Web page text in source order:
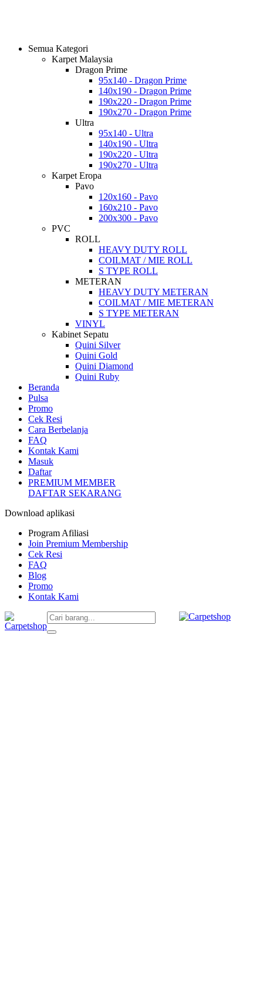
Semua Kategori
Karpet Malaysia
Dragon Prime
95x140 - Dragon Prime
140x190 - Dragon Prime
190x220 - Dragon Prime
190x270 - Dragon Prime
Ultra
95x140 - Ultra
140x190 - Ultra
190x220 - Ultra
190x270 - Ultra
Karpet Eropa
Pavo
120x160 - Pavo
160x210 - Pavo
200x300 - Pavo
PVC
ROLL
HEAVY DUTY ROLL
COILMAT / MIE ROLL
S TYPE ROLL
METERAN
HEAVY DUTY METERAN
COILMAT / MIE METERAN
S TYPE METERAN
VINYL
Kabinet Sepatu
Quini Silver
Quini Gold
Quini Diamond
Quini Ruby
Beranda
Pulsa
Promo
Cek Resi
Cara Berbelanja
FAQ
Kontak Kami
Masuk
Daftar
PREMIUM MEMBER
DAFTAR SEKARANG
Download aplikasi
Program Afiliasi
Join Premium Membership
Cek Resi
FAQ
Blog
Promo
Kontak Kami